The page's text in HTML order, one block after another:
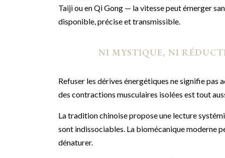
Taiji ou en Qi Gong — la vitesse peut émerger
disponible, précise et transmissible.
NI MYSTIQUE, NI
Refuser les dérives énergétiques ne signifie
des contractions musculaires isolées est tout
La tradition chinoise propose une lecture
sont indissociables. La biomécanique moderne
dénaturer.